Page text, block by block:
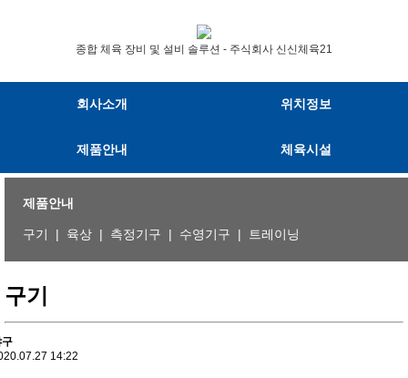
종합 체육 장비 및 설비 솔루션 - 주식회사 신신체육21
회사소개 위치정보
제품안내 체육시설
제품안내
구기 | 육상 | 측정기구 | 수영기구 | 트레이닝
구기
14:22